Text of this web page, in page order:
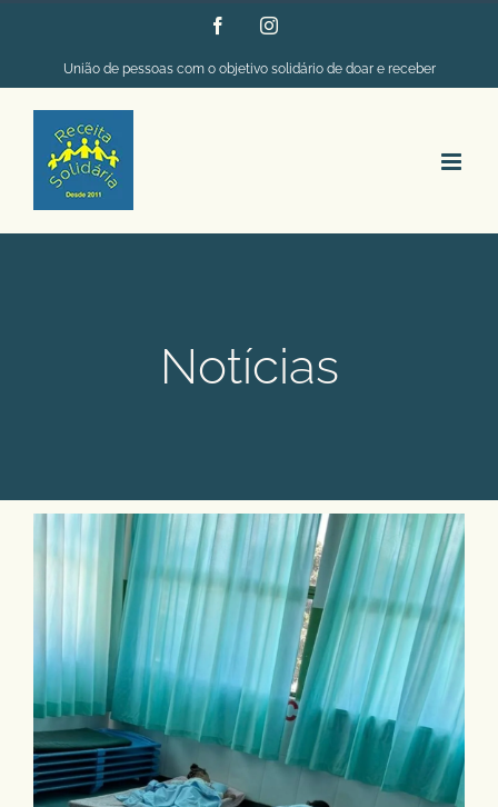
o
conteúdo
FacebookInstagram
União de pessoas com o objetivo solidário de doar e receber
Notícias
Projeto Concluído: “Renovando Sabores e
Cores”